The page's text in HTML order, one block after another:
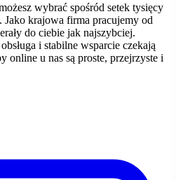
wybrać spośród setek tysięcy
krajowa firma pracujemy od
do ciebie jak najszybciej.
i stabilne wsparcie czekają
online u nas są proste, przejrzyste i